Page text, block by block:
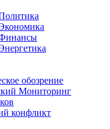
обозрение
Мониторинг
конфликт